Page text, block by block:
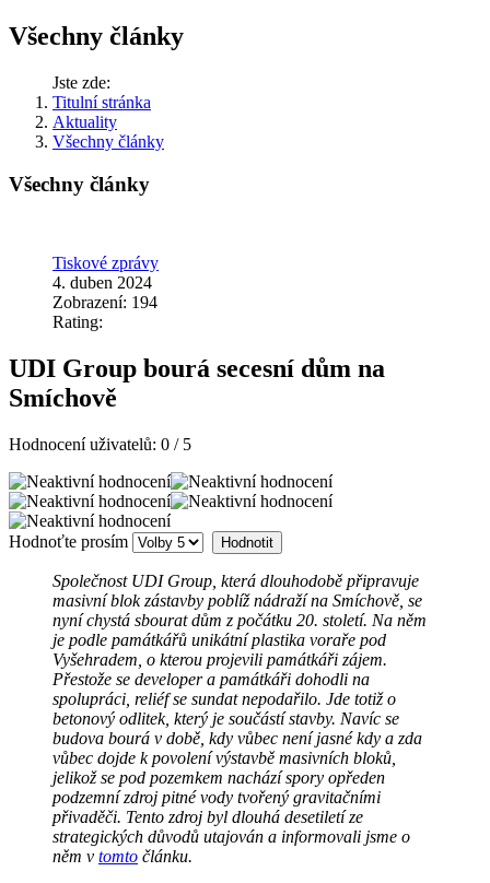
Všechny články
Jste zde:
Titulní stránka
Aktuality
Všechny články
Všechny články
Tiskové zprávy
4. duben 2024
Zobrazení: 194
Rating:
UDI Group bourá secesní dům na
Smíchově
Hodnocení uživatelů: 0 / 5
Hodnoťte prosím
Společnost UDI Group, která dlouhodobě připravuje
masivní blok zástavby poblíž nádraží na Smíchově, se
nyní chystá sbourat dům z počátku 20. století. Na něm
je podle památkářů unikátní plastika voraře pod
Vyšehradem, o kterou projevili památkáři zájem.
Přestože se developer a památkáři dohodli na
spolupráci, reliéf se sundat nepodařilo. Jde totiž o
betonový odlitek, který je součástí stavby. Navíc se
budova bourá v době, kdy vůbec není jasné kdy a zda
vůbec dojde k povolení výstavbě masivních bloků,
jelikož se pod pozemkem nachází spory opředen
podzemní zdroj pitné vody tvořený gravitačními
přivaděči. Tento zdroj byl dlouhá desetiletí ze
strategických důvodů utajován a informovali jsme o
něm v tomto článku.